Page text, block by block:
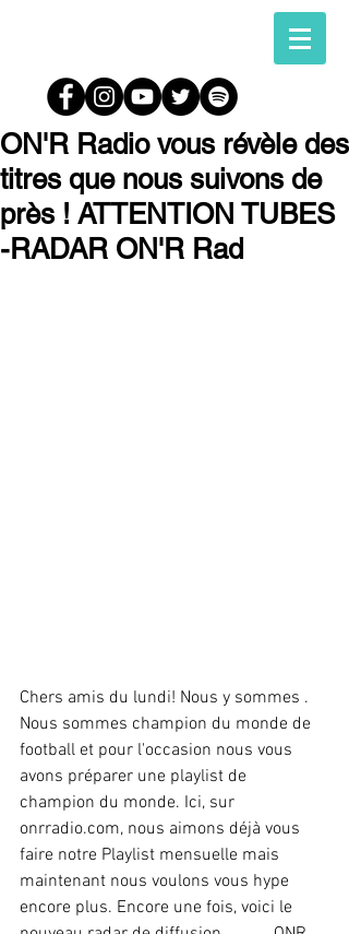
ON'R Radio vous révèle des
titres que nous suivons de
près ! ATTENTION TUBES
-RADAR ON'R Rad
Chers amis du lundi! Nous y sommes .
Nous sommes champion du monde de
football et pour l'occasion nous vous
avons préparer une playlist de
champion du monde. Ici, sur
onrradio.com, nous aimons déjà vous
faire notre Playlist mensuelle mais
maintenant nous voulons vous hype
encore plus. Encore une fois, voici le